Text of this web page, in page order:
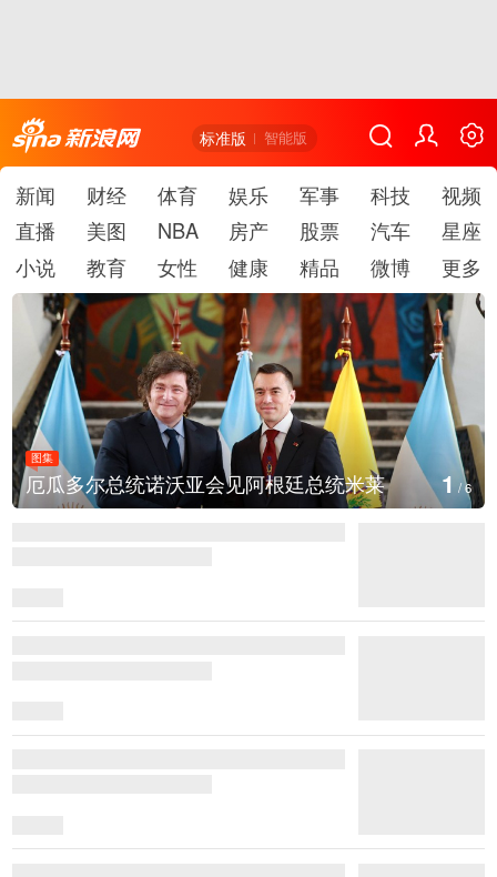
标准版 智能版
新闻 财经 体育 娱乐 军事 科技
视频
直播
美图 NBA 房产 股票 汽车
星座
小说
教育 女性 健康 精品 微博 更多
图集
美国斯波坎：野火烧毁700多所房屋 2/6